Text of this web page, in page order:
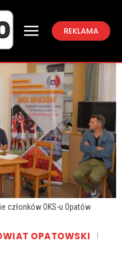
REKLAMA
członków OKS-u Opatów
OPATOWSKI